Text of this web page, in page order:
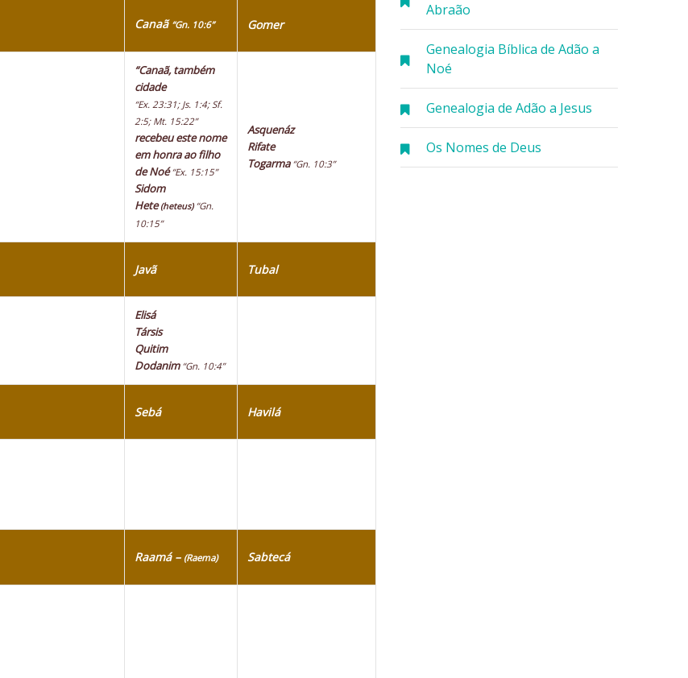
Abraão
Genealogia Bíblica de Adão a
Noé
Genealogia de Adão a Jesus
Os Nomes de Deus
Canaã “Gn. 10:6” Gomer
“Canaã, também
cidade
“Ex. 23:31; Js. 1:4; Sf.
2:5; Mt. 15:22”
recebeu este nome
em honra ao filho
de Noé“Ex. 15:15”
Sidom
Hete(heteus) “Gn.
10:15”
Asquenáz
Rifate
Togarma “Gn. 10:3”
Javã Tubal
Elisá
Társis
Quitim
Dodanim “Gn. 10:4”
Sebá Havilá
Raamá – (Raema) Sabtecá